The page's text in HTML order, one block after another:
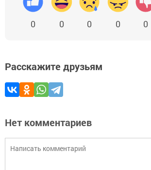
0 0 0 0 0
Расскажите друзьям
Нет комментариев